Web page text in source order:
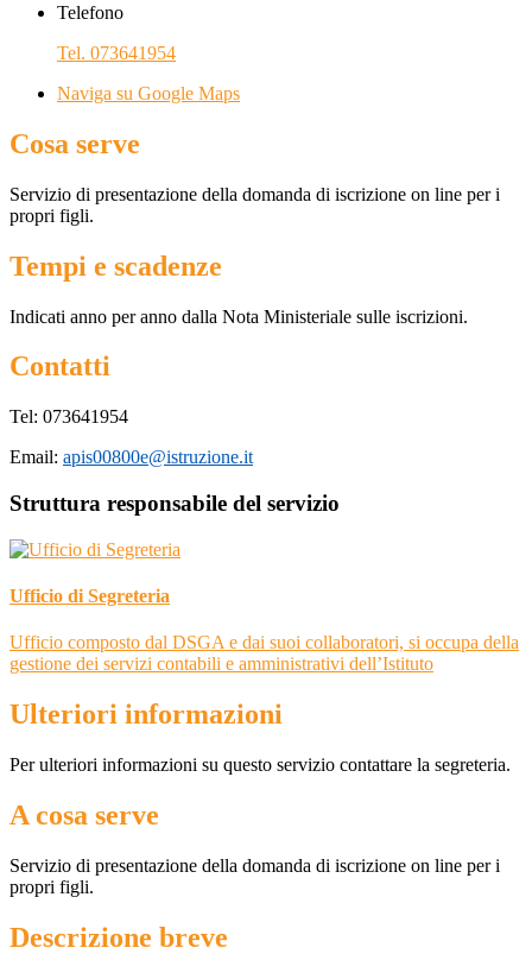
Telefono
Tel. 073641954
Naviga su Google Maps
Cosa serve
Servizio di presentazione della domanda di iscrizione on line per i
propri figli.
Tempi e scadenze
Indicati anno per anno dalla Nota Ministeriale sulle iscrizioni.
Contatti
Tel: 073641954
Email: apis00800e@istruzione.it
Struttura responsabile del servizio
Ufficio di Segreteria
Ufficio composto dal DSGA e dai suoi collaboratori, si occupa della
gestione dei servizi contabili e amministrativi dell’Istituto
Ulteriori informazioni
Per ulteriori informazioni su questo servizio contattare la segreteria.
A cosa serve
Servizio di presentazione della domanda di iscrizione on line per i
propri figli.
Descrizione breve